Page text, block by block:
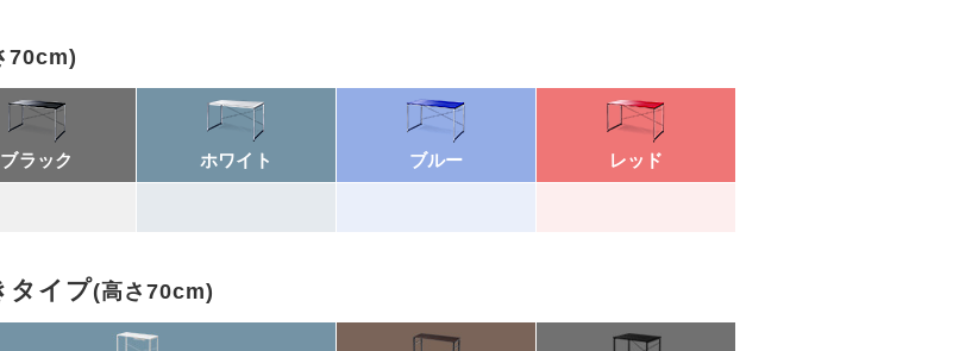
70cm)
ブラック ホワイト ブルー レッド
タイプ(高さ70cm)